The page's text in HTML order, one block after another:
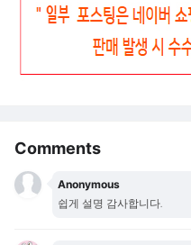
Comments
Anonymous
쉽게 설명 감사합니다.